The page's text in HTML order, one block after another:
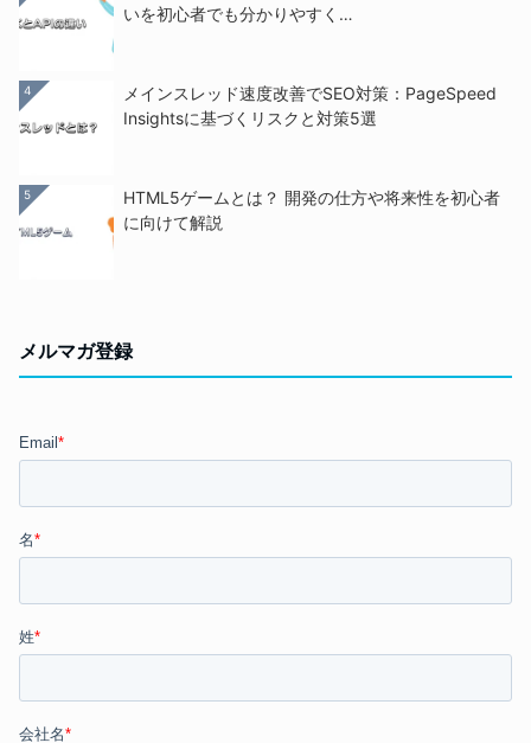
いを初心者でも分かりやすく…
4
メインスレッド速度改善でSEO対策：PageSpeed
Insightsに基づくリスクと対策5選
5
HTML5ゲームとは？ 開発の仕方や将来性を初心者
に向けて解説
メルマガ登録